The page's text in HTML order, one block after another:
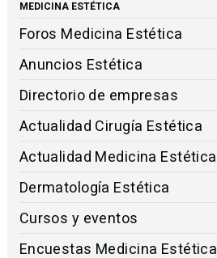
MEDICINA ESTÉTICA
Foros Medicina Estética
Anuncios Estética
Directorio de empresas
Actualidad Cirugía Estética
Actualidad Medicina Estética
Dermatología Estética
Cursos y eventos
Encuestas Medicina Estética